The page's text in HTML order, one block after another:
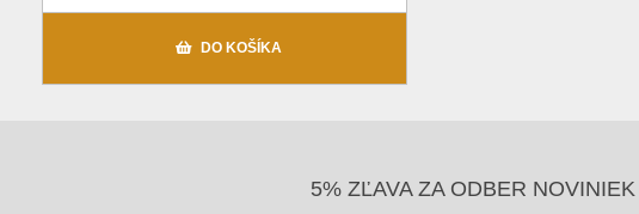
DO KOŠÍKA
5% ZĽAVA ZA ODBER